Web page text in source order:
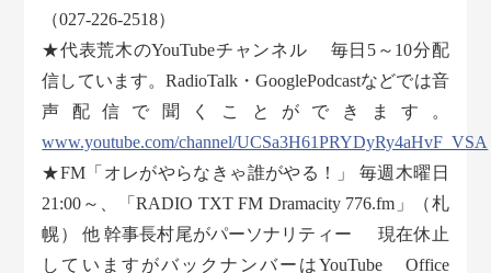
（027-226-2518）
★代表荒木のYouTubeチャンネル 毎日5～10分配
信しています。RadioTalk・GooglePodcastなどでは音
声配信で聞くことができます。
www.youtube.com/channel/UCSa3H61PRYDyRy4aHvF_VSA
★FM「オレがやらなきゃ誰がやる！」 毎週木曜日
21:00～、「RADIO TXT FM Dramacity 776.fm」（札
幌） 他 幹事長村尾がパーソナリティー 現在休止
していますがバックナンバーはYouTube Office